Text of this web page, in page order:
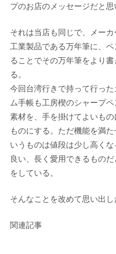
プのお店のメッセージだと思
それは当店も同じで、メー
工業製品である万年筆に、
ることでその万年筆をより
る。
今回台湾行きで持って行っ
ム手帳も工房楔のシャープ
素材を、手を掛けてよいも
ものにする。ただ機能を満
いうものは値段は少し高く
良い、長く愛用できるもの
をしている。
そんなことを改めて思い出し
関連記事